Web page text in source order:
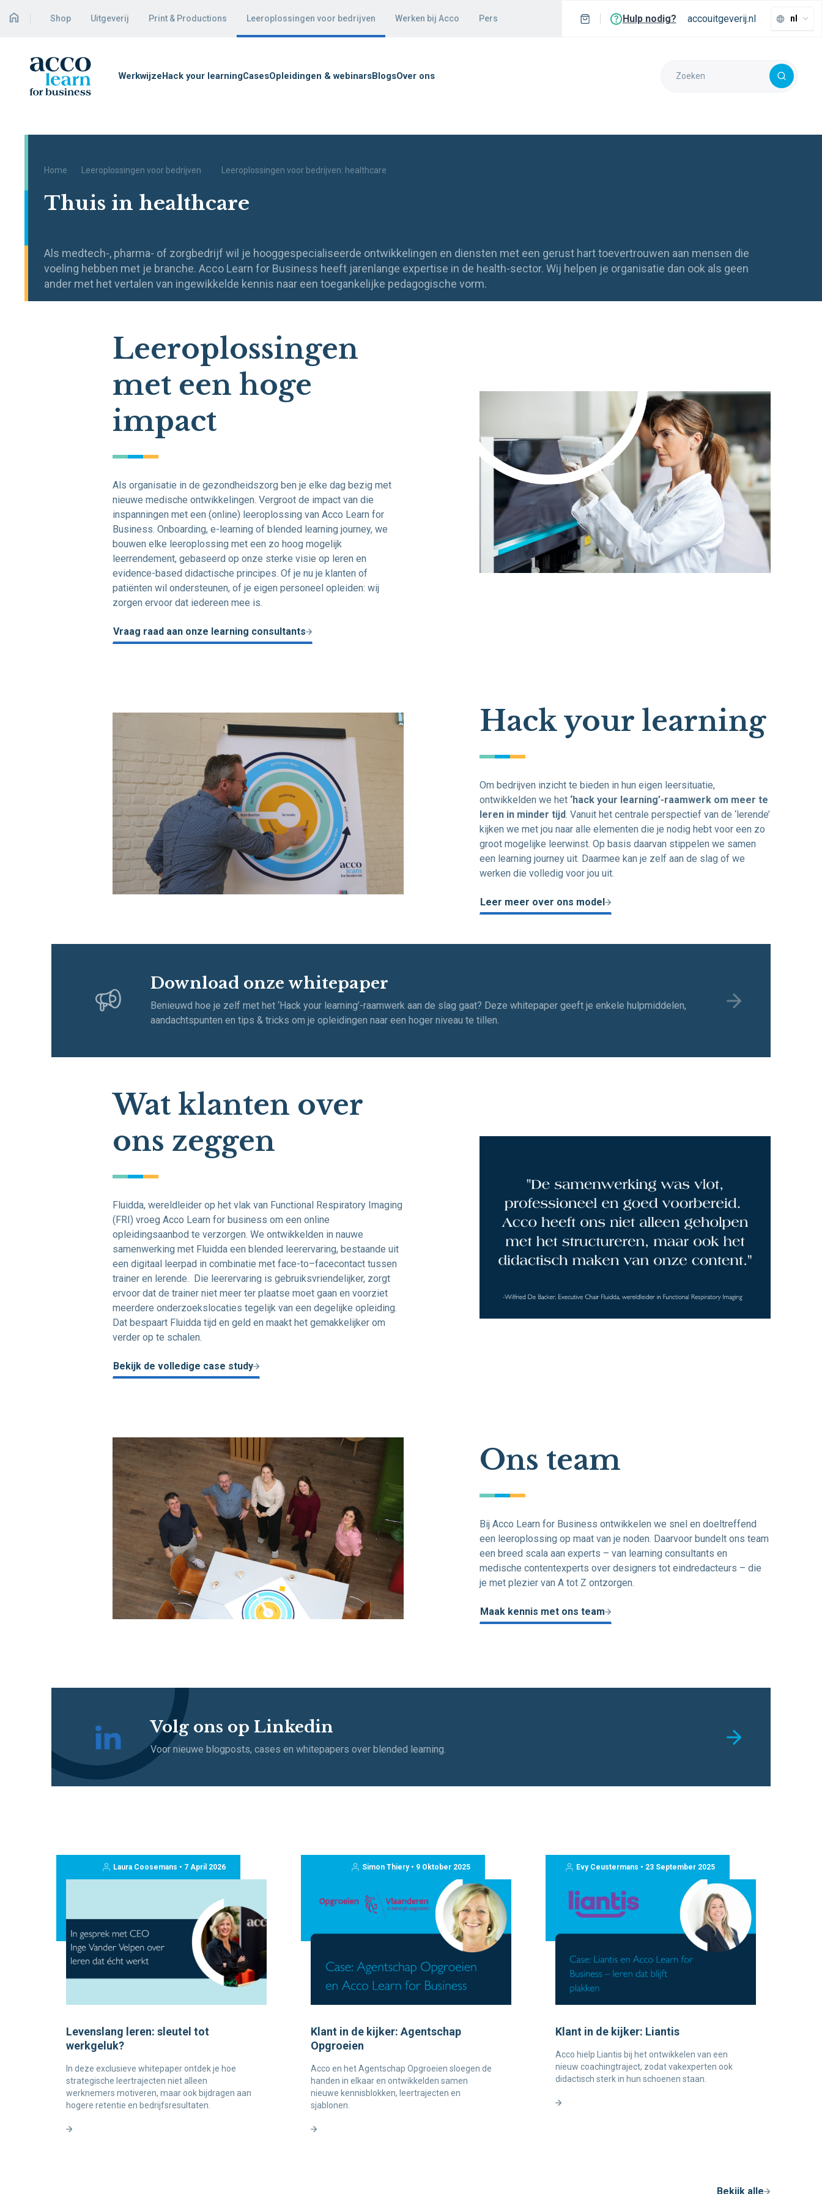
Shop Uitgeverij Print & Productions Leeroplossingen voor bedrijven Werken bij Acco Pers Hulp nodig? accouitgeverij.nl nl
Werkwijze Hack your learningCasesOpleidingen & webinarsBlogsOver ons
Home Leeroplossingen voor bedrijven Leeroplossingen voor bedrijven: healthcare
Thuis in healthcare
Als medtech-, pharma- of zorgbedrijf wil je hooggespecialiseerde ontwikkelingen en diensten met een gerust hart toevertrouwen aan mensen die
voeling hebben met je branche. Acco Learn for Business heeft jarenlange expertise in de health-sector. Wij helpen je organisatie dan ook als geen
ander met het vertalen van ingewikkelde kennis naar een toegankelijke pedagogische vorm.
Leeroplossingen
met een hoge
impact
Als organisatie in de gezondheidszorg ben je elke dag bezig met
nieuwe medische ontwikkelingen. Vergroot de impact van die
inspanningen met een (online) leeroplossing van Acco Learn for
Business. Onboarding, e-learning of blended learning journey, we
bouwen elke leeroplossing met een zo hoog mogelijk
leerrendement, gebaseerd op onze sterke visie op leren en
evidence-based didactische principes. Of je nu je klanten of
patiënten wil ondersteunen, of je eigen personeel opleiden: wij
zorgen ervoor dat iedereen mee is.
Vraag raad aan onze learning consultants
Hack your learning
Om bedrijven inzicht te bieden in hun eigen leersituatie,
ontwikkelden we het ‘hack your learning’-raamwerk om meer te
leren in minder tijd. Vanuit het centrale perspectief van de ‘lerende’
kijken we met jou naar alle elementen die je nodig hebt voor een zo
groot mogelijke leerwinst. Op basis daarvan stippelen we samen
een learning journey uit. Daarmee kan je zelf aan de slag of we
werken die volledig voor jou uit.
Leer meer over ons model
Download onze whitepaper
Benieuwd hoe je zelf met het ‘Hack your learning’-raamwerk aan de slag gaat? Deze whitepaper geeft je enkele hulpmiddelen,
aandachtspunten en tips & tricks om je opleidingen naar een hoger niveau te tillen.
Wat klanten over
ons zeggen
Fluidda, wereldleider op het vlak van Functional Respiratory Imaging
(FRI) vroeg Acco Learn for business om een online
opleidingsaanbod te verzorgen. We ontwikkelden in nauwe
samenwerking met Fluidda een blended leerervaring, bestaande uit
een digitaal leerpad in combinatie met face-to–facecontact tussen
trainer en lerende. Die leerervaring is gebruiksvriendelijker, zorgt
ervoor dat de trainer niet meer ter plaatse moet gaan en voorziet
meerdere onderzoekslocaties tegelijk van een degelijke opleiding.
Dat bespaart Fluidda tijd en geld en maakt het gemakkelijker om
verder op te schalen.
Bekijk de volledige case study
Ons team
Bij Acco Learn for Business ontwikkelen we snel en doeltreffend
een leeroplossing op maat van je noden. Daarvoor bundelt ons team
een breed scala aan experts – van learning consultants en
medische contentexperts over designers tot eindredacteurs – die
je met plezier van A tot Z ontzorgen.
Maak kennis met ons team
Volg ons op Linkedin
Voor nieuwe blogposts, cases en whitepapers over blended learning.
Laura Coosemans • 7 April 2026
Levenslang leren: sleutel tot
werkgeluk?
In deze exclusieve whitepaper ontdek je hoe
strategische leertrajecten niet alleen
werknemers motiveren, maar ook bijdragen aan
hogere retentie en bedrijfsresultaten.
Simon Thiery • 9 Oktober 2025
Klant in de kijker: Agentschap
Opgroeien
Acco en het Agentschap Opgroeien sloegen de
handen in elkaar en ontwikkelden samen
nieuwe kennisblokken, leertrajecten en
sjablonen.
Evy Ceustermans • 23 September 2025
Klant in de kijker: Liantis
Acco hielp Liantis bij het ontwikkelen van een
nieuw coachingtraject, zodat vakexperten ook
didactisch sterk in hun schoenen staan.
Bekijk alle